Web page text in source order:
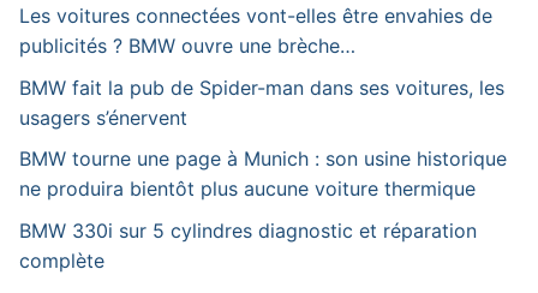
Les voitures connectées vont-elles être envahies de
publicités ? BMW ouvre une brèche…
BMW fait la pub de Spider-man dans ses voitures, les
usagers s’énervent
BMW tourne une page à Munich : son usine historique
ne produira bientôt plus aucune voiture thermique
BMW 330i sur 5 cylindres diagnostic et réparation
complète